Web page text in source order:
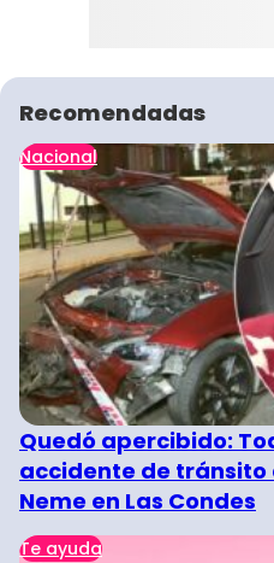
Recomendadas
Nacional
Quedó apercibido:
accidente de tránsito
Neme en Las Condes
Te ayuda